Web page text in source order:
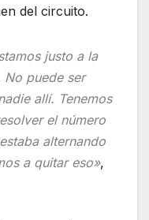
del circuito.
justo a la
puede ser
allí. Tenemos
el número
alternando
a quitar eso»,